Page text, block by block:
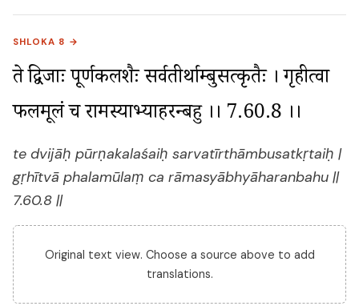
SHLOKA 8 →
ते द्विजाः पूर्णकलशैः सर्वतीर्थाम्बुसत्कृतैः । गृहीत्वा
फलमूलं च रामस्याभ्याहरन्बहु ।। 7.60.8 ।।
te dvijāḥ pūrṇakalaśaiḥ sarvatīrthāmbusatkṛtaiḥ |
gṛhītvā phalamūlaṃ ca rāmasyābhyāharanbahu ||
7.60.8 ||
Original text view. Choose a source above to add
translations.